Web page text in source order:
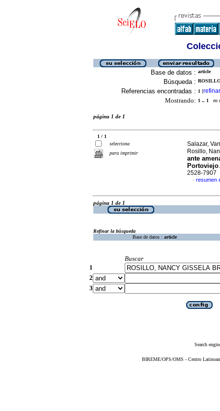
Base de datos : article
Búsqueda :
Referencias encontradas : 1 [refinar
Mostrando: 1 .. 1 en
página 1 de 1
1 / 1
selecciona
para imprimir
Salazar,
Rosillo,
ante
Portoviejo
2528-7907
· resumen
página 1 de 1
Refinar la búsqueda
Base de datos : article
Buscar
1
2
3
Search
BIREME/OPS/OMS - Centro